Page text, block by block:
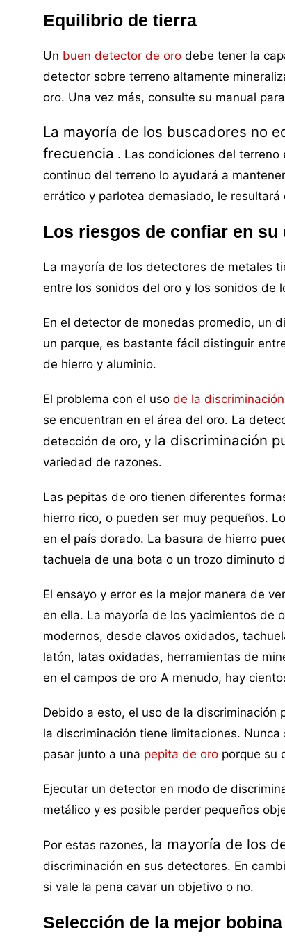
Equilibrio de tierra
Un buen detector de oro debe tener la
detector sobre terreno altamente
oro. Una vez más, consulte su manual
La mayoría de los buscadores no
frecuencia . Las condiciones del
continuo del terreno lo ayudará a
errático y parlotea demasiado, le
Los riesgos de confiar en
La mayoría de los detectores de metales
entre los sonidos del oro y los sonidos de
En el detector de monedas promedio, un
un parque, es bastante fácil distinguir
de hierro y aluminio.
El problema con el uso de la
se encuentran en el área del oro. La
detección de oro, y la discriminación
variedad de razones.
Las pepitas de oro tienen diferentes
hierro rico, o pueden ser muy pequeños.
en el país dorado. La basura de hierro
tachuela de una bota o un trozo diminuto
El ensayo y error es la mejor manera de
en ella. La mayoría de los yacimientos de
modernos, desde clavos oxidados,
latón, latas oxidadas, herramientas de
en el campos de oro A menudo, hay
Debido a esto, el uso de la discriminación
la discriminación tiene limitaciones.
pasar junto a una pepita de oro porque su
Ejecutar un detector en modo de
metálico y es posible perder pequeños
Por estas razones, la mayoría de los
discriminación en sus detectores. En
si vale la pena cavar un objetivo o no.
Selección de la mejor